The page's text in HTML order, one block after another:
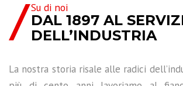
Su di noi
DAL 1897 AL
DELL’INDUSTRIA
La nostra storia risale alle radici